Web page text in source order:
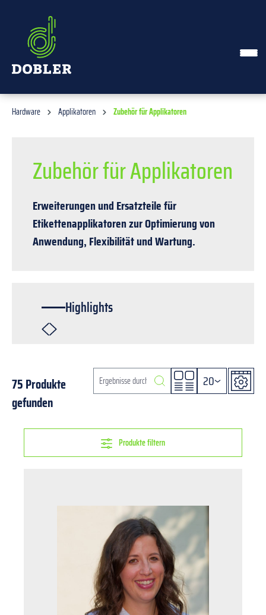
Hardware Applikatoren Zubehör für Applikatoren
Zubehör für Applikatoren
Erweiterungen und Ersatzteile für
Etikettenapplikatoren zur Optimierung von
Anwendung, Flexibilität und Wartung.
Highlights
75 Produkte
gefunden
20
Produkte filtern